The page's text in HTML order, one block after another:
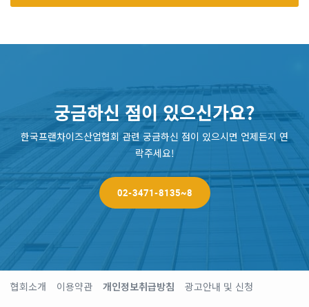
궁금하신 점이 있으신가요?
한국프랜차이즈산업협회 관련 궁금하신 점이 있으시면 언제든지 연
락주세요!
02-3471-8135~8
협회소개 이용약관 개인정보취급방침 광고안내 및 신청